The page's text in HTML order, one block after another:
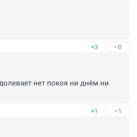
+3 –0
нет покоя ни днём ни
+1 –1